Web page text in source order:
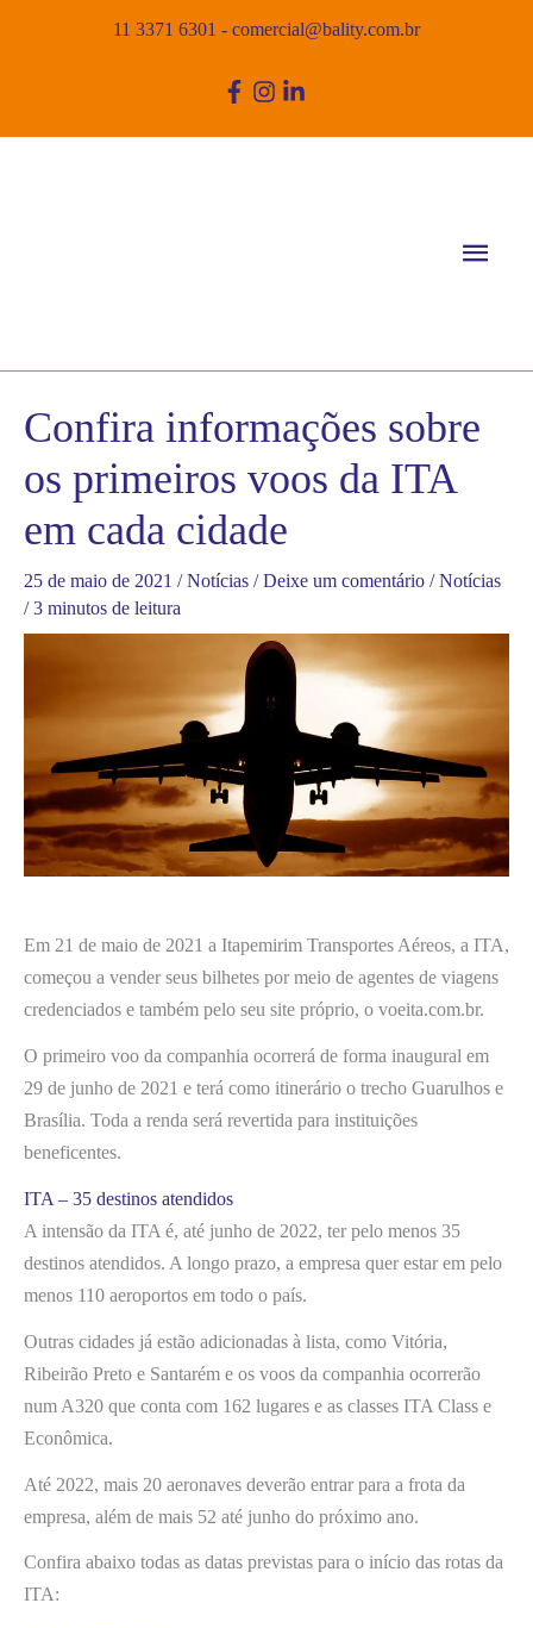
11 3371 6301 - comercial@bality.com.br
Confira informações sobre
os primeiros voos da ITA
em cada cidade
25 de maio de 2021 /Notícias /Deixe um comentário /Notícias
/3 minutos de leitura
Em 21 de maio de 2021 a Itapemirim Transportes Aéreos, a ITA,
começou a vender seus bilhetes por meio de agentes de viagens
credenciados e também pelo seu site próprio, o voeita.com.br.
O primeiro voo da companhia ocorrerá de forma inaugural em
29 de junho de 2021 e terá como itinerário o trecho Guarulhos e
Brasília. Toda a renda será revertida para instituições
beneficentes.
ITA – 35 destinos atendidos
A intensão da ITA é, até junho de 2022, ter pelo menos 35
destinos atendidos. A longo prazo, a empresa quer estar em pelo
menos 110 aeroportos em todo o país.
Outras cidades já estão adicionadas à lista, como Vitória,
Ribeirão Preto e Santarém e os voos da companhia ocorrerão
num A320 que conta com 162 lugares e as classes ITA Class e
Econômica.
Até 2022, mais 20 aeronaves deverão entrar para a frota da
empresa, além de mais 52 até junho do próximo ano.
Confira abaixo todas as datas previstas para o início das rotas da
ITA: